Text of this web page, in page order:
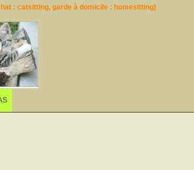
: catsitting, garde à domicile : homesitting)